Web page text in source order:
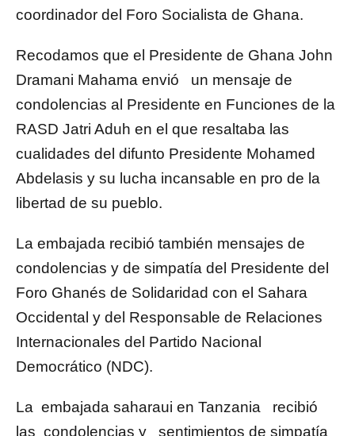
coordinador del Foro Socialista de Ghana.
Recodamos que el Presidente de Ghana John
Dramani Mahama envió un mensaje de
condolencias al Presidente en Funciones de la
RASD Jatri Aduh en el que resaltaba las
cualidades del difunto Presidente Mohamed
Abdelasis y su lucha incansable en pro de la
libertad de su pueblo.
La embajada recibió también mensajes de
condolencias y de simpatía del Presidente del
Foro Ghanés de Solidaridad con el Sahara
Occidental y del Responsable de Relaciones
Internacionales del Partido Nacional
Democrático (NDC).
La embajada saharaui en Tanzania recibió
las condolencias y sentimientos de simpatía